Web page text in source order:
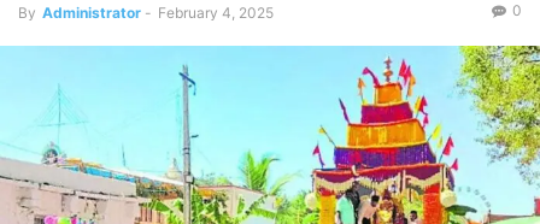
By Administrator - February 4, 2025 0